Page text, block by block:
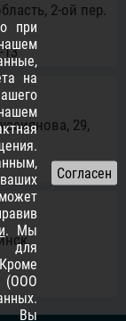
2-ой пер.
13
29,
при
на
. Мы
для
(ООО
Вы